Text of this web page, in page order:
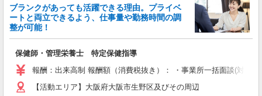
ブランクがあっても活躍できる理由。プライベ
ートと両立できるよう、仕事量や勤務時間の調
整が可能！
保健師・管理栄養士 特定保健指導
報酬：出来高制 報酬額（消費税抜き）： ・事業所一括面談(対
【活動エリア】大阪府大阪市生野区及びその周辺